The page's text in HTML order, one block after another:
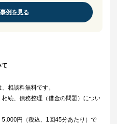
例を見る
相談料無料です。
続、債務整理（借金の問題）につい
円（税込、1回45分あたり）で